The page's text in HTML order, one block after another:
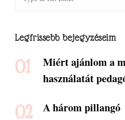
for:
Legfrissebb bejegyzéseim
Miért ajánlom a
használatát
A három pillangó